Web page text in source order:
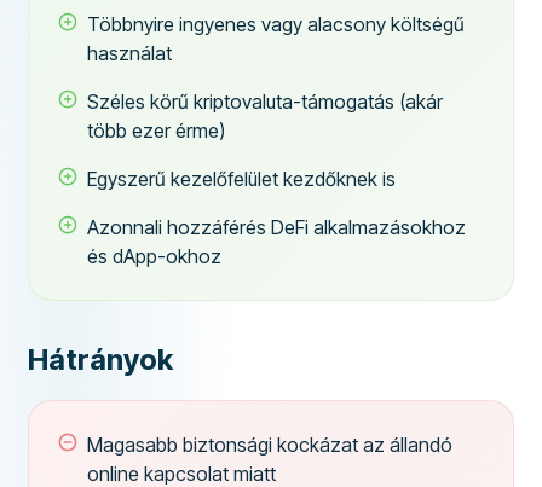
Többnyire ingyenes vagy alacsony költségű
használat
Széles körű kriptovaluta-támogatás (akár
több ezer érme)
Egyszerű kezelőfelület kezdőknek is
Azonnali hozzáférés DeFi alkalmazásokhoz
és dApp-okhoz
Hátrányok
Magasabb biztonsági kockázat az állandó
online kapcsolat miatt